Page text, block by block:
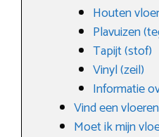
Houten
Plavuizen
Tapijt (stof)
Vinyl (zeil)
Informatie
Vind een
Moet ik mijn